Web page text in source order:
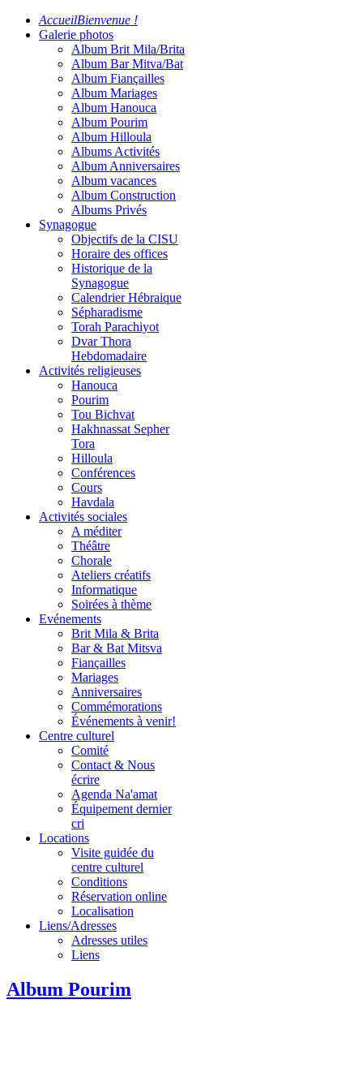
AccueilBienvenue !
Galerie photos
Album Brit Mila/Brita
Album Bar Mitva/Bat
Album Fiançailles
Album Mariages
Album Hanouca
Album Pourim
Album Hilloula
Albums Activités
Album Anniversaires
Album vacances
Album Construction
Albums Privés
Synagogue
Objectifs de la CISU
Horaire des offices
Historique de la
Synagogue
Calendrier Hébraique
Sépharadisme
Torah Parachiyot
Dvar Thora
Hebdomadaire
Activités religieuses
Hanouca
Pourim
Tou Bichvat
Hakhnassat Sepher
Tora
Hilloula
Conférences
Cours
Havdala
Activités sociales
A méditer
Théâtre
Chorale
Ateliers créatifs
Informatique
Soirées à thème
Evénements
Brit Mila & Brita
Bar & Bat Mitsva
Fiançailles
Mariages
Anniversaires
Commémorations
Événements à venir!
Centre culturel
Comité
Contact & Nous
écrire
Agenda Na'amat
Équipement dernier
cri
Locations
Visite guidée du
centre culturel
Conditions
Réservation online
Localisation
Liens/Adresses
Adresses utiles
Liens
Album Pourim